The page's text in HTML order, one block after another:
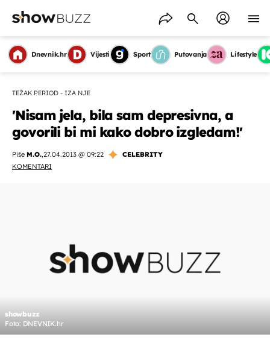
Dnevnik.hr Vijesti Sport Putovanja Lifestyle
TEŽAK PERIOD - IZA NJE
'Nisam jela, bila sam depresivna, a
govorili bi mi kako dobro izgledam!'
Piše M.O.,27.04.2013 @ 09:22
CELEBRITY
KOMENTARI
showbuzz
Foto: DNEVNIK.hr